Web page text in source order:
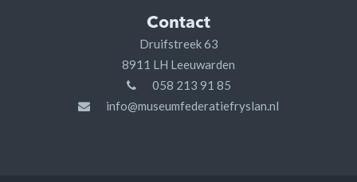
Contact
Druifstreek 63
8911 LH Leeuwarden
058 213 91 85
info@museumfederatiefryslan.nl